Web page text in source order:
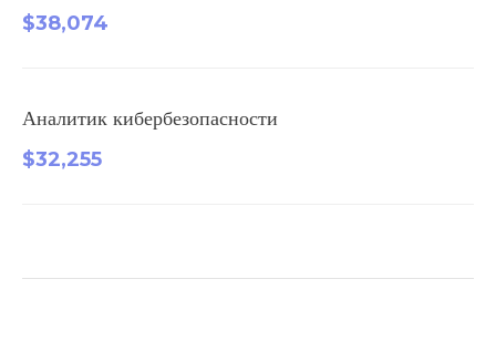
$38,074
Аналитик кибербезопасности
$32,255